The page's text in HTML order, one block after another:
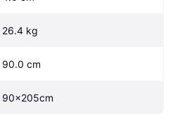
26.4 kg
90.0 cm
90x205cm